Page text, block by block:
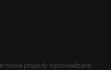
nowe pojazdy wprowadzane